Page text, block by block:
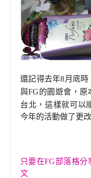
還記得去年8月底時
與FG的園遊會 ， 原
台北 ，這樣就可以
今年的活動做了更改
只要在FG部落格
文